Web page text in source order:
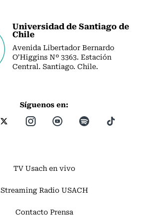
Universidad de Santiago de
Chile
Avenida Libertador Bernardo
O’Higgins Nº 3363. Estación
Central. Santiago. Chile.
Síguenos en:
TV Usach en vivo
Streaming Radio USACH
Contacto Prensa